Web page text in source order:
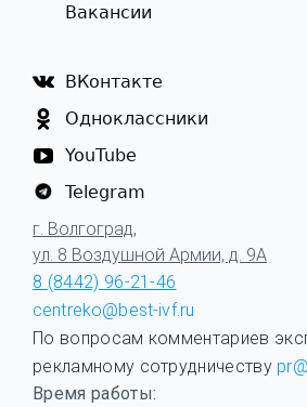
Вакансии
ВКонтакте
Одноклассники
YouTube
Telegram
г. Волгоград,
ул. 8 Воздушной Армии, д. 9А
8 (8442) 96-21-46
centreko@best-ivf.ru
По вопросам комментариев
рекламному сотрудничеству
Время работы: